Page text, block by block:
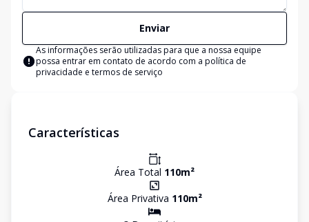
Enviar
As informações serão utilizadas para que a nossa equipe
possa entrar em contato de acordo com a política de
privacidade e termos de serviço
Características
Área Total 110m²
Área Privativa 110m²